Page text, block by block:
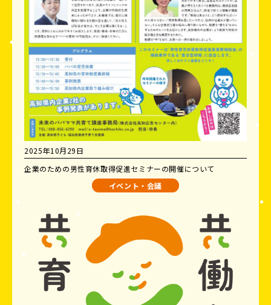
2025年10月29日
企業のための男性育休取得促進セミナーの開催について
イベント・会議